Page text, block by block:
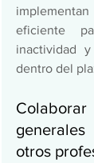
eficiente
inactividad
dentro del
otros